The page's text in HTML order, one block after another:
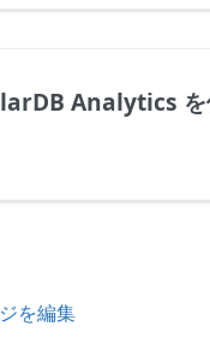
Analytics を使用して分析クエ
を編集